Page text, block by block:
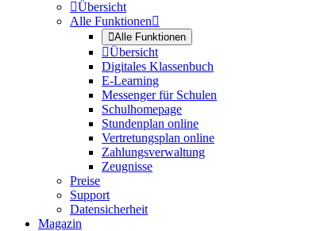
Übersicht
Alle Funktionen
Alle Funktionen
Übersicht
Digitales Klassenbuch
E-Learning
Messenger für Schulen
Schulhomepage
Stundenplan online
Vertretungsplan online
Zahlungsverwaltung
Zeugnisse
Preise
Support
Datensicherheit
Magazin